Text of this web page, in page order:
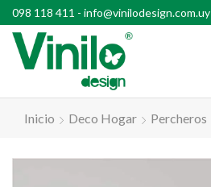
098 118 411 - info@vinilodesign.com.uy
con compras superiores a $2500
Inicio Deco Hogar Percheros